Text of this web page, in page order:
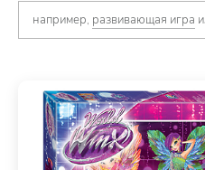
например, развивающая игра